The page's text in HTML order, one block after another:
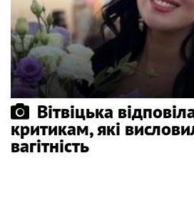
Вітвіцька
критикам, які
вагітність